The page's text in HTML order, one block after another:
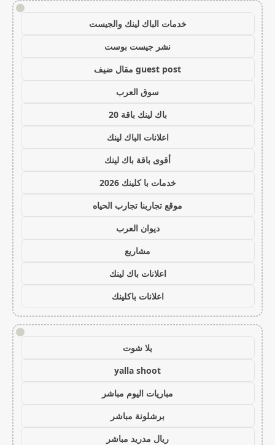
!
خدمات الباك لينك والجيست
نشر جيست بوست
guest post مقال ضيف
سوق العرب
باك لينك باقة 20
اعلانات الباك لينك
أقوى باقة باك لينك
خدمات با كلينك 2026
موقع تجاربنا تجارب الحياه
ديوان العرب
مشاريع
اعلانات باك لينك
اعلانات باكلينك
!
يلا شوت
yalla shoot
مباريات اليوم مباشر
برشلونة مباشر
ريال مدريد مباشر